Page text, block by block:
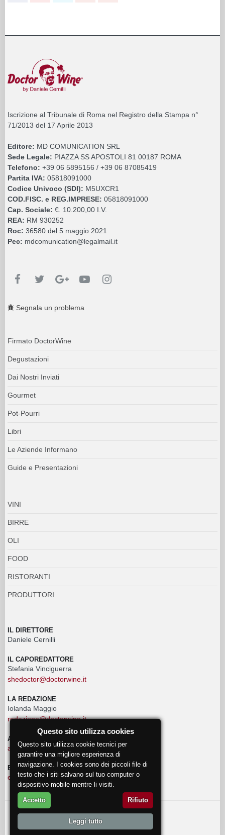
Iscrizione al Tribunale di Roma nel Registro della Stampa n°
71/2013 del 17 Aprile 2013
Editore: MD COMUNICATION SRL
Sede Legale: PIAZZA SS APOSTOLI 81 00187 ROMA
Telefono: +39 06 5895156 / +39 06 87085419
Partita IVA: 05818091000
Codice Univoco (SDI): M5UXCR1
COD.FISC. e REG.IMPRESE: 05818091000
Cap. Sociale: €. 10.200,00 I.V.
REA: RM 930252
Roc: 36580 del 5 maggio 2021
Pec: mdcomunication@legalmail.it
Segnala un problema
Firmato DoctorWine
Degustazioni
Dai Nostri Inviati
Gourmet
Pot-Pourri
Libri
Le Aziende Informano
Guide e Presentazioni
VINI
BIRRE
OLI
FOOD
RISTORANTI
PRODUTTORI
IL DIRETTORE
Daniele Cernilli
IL CAPOREDATTORE
Stefania Vinciguerra
shedoctor@doctorwine.it
LA REDAZIONE
Iolanda Maggio
redazione@doctorwine.it
ADVERTISING
advertising@doctorwine.it
EVENTI
eventi@doctorwine.it
© 2018 DoctorWine .
Questo sito utilizza cookies
Questo sito utilizza cookie tecnici per
garantire una migliore esperienza di
navigazione. I cookies sono dei piccoli file di
testo che i siti salvano sul tuo computer o
dispositivo mobile mentre li visiti.
Accetto Rifiuto
Leggi tutto